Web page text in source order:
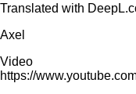
Translated with
Axel
Video
https://